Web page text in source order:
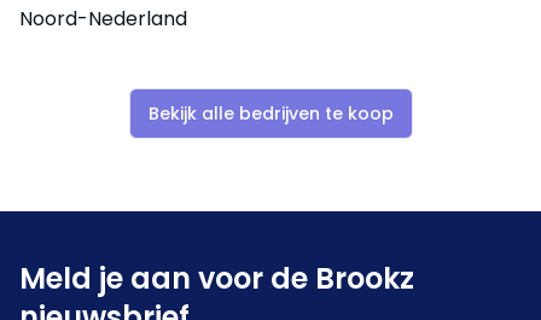
Noord-Nederland
Bekijk alle bedrijven te koop
Meld je aan voor de Brookz